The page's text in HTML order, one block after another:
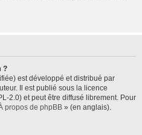
?
est développé et distribué par
Il est publié sous la licence
2.0) et peut être diffusé librement. Pour
propos de phpBB » (en anglais).